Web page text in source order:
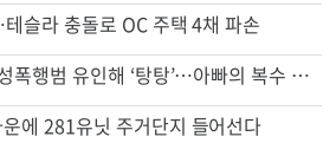
슬라 충돌로 OC 주택 4채 파손
“내 딸 건드렸지” 성폭행범 유인해 ‘탕탕’…아빠의 복수 결말
에 281유닛 주거단지 들어선다